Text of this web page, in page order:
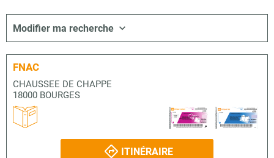
Modifier ma recherche
FNAC
CHAUSSEE DE CHAPPE
18000 BOURGES
ITINÉRAIRE